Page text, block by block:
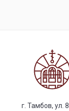
г. Тамбов, ул.